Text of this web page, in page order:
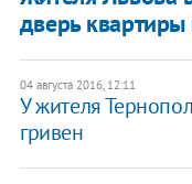
дверь квартиры
04 августа 2016, 12:11
У жителя
гривен